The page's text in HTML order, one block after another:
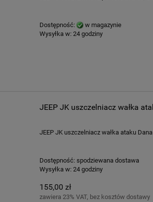
Dostępność:
w magazynie
Wysyłka w: 24 godziny
JEEP JK uszczelniacz wałka
JEEP JK uszczelniacz wałka ataku Dana
Dostępność: spodziewana dostawa
Wysyłka w: 24 godziny
155,00 zł
zawiera 23% VAT, bez kosztów dostawy